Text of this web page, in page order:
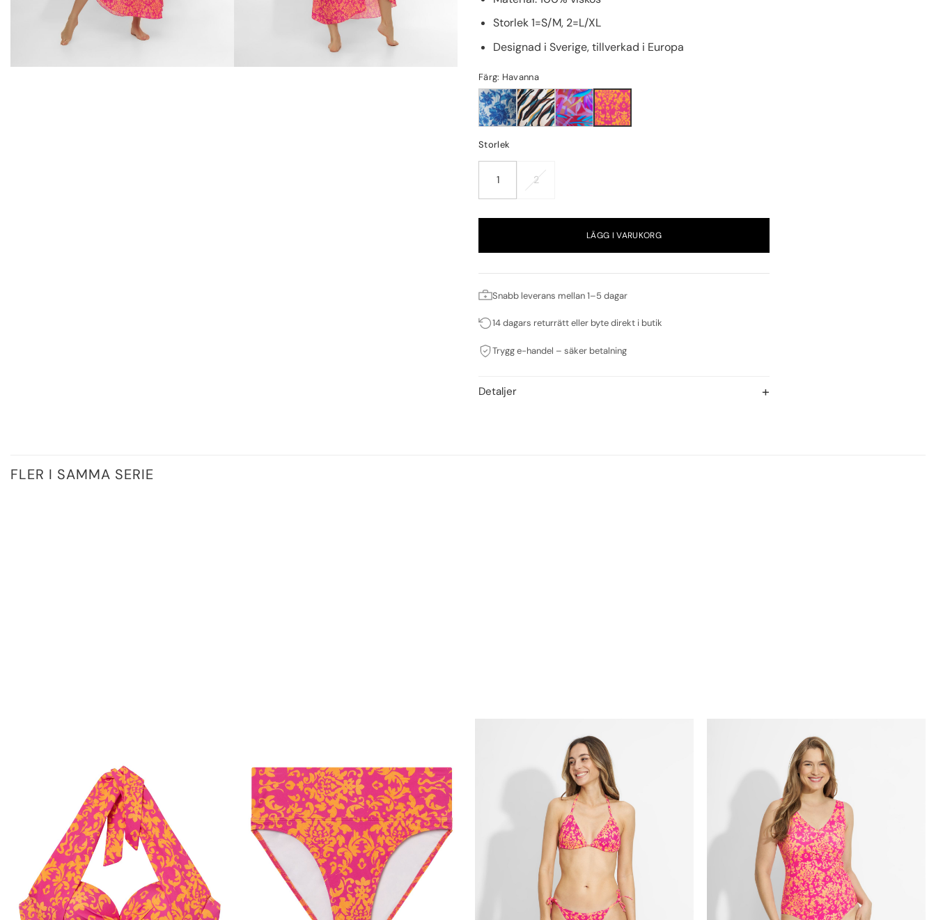
Storlek 1=S/M, 2=L/XL
Designad i Sverige, tillverkad i Europa
Färg: Havanna
Storlek
1 2
LÄGG I VARUKORG
Snabb leverans mellan 1–5 dagar
14 dagars returrätt eller byte direkt i butik
Trygg e-handel – säker betalning
Detaljer
FLER I SAMMA SERIE